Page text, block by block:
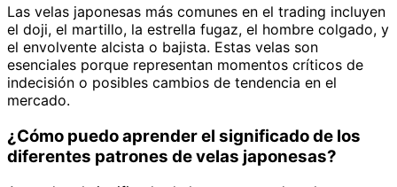
Las velas japonesas más comunes en el trading incluyen
el doji, el martillo, la estrella fugaz, el hombre colgado, y
el envolvente alcista o bajista. Estas velas son
esenciales porque representan momentos críticos de
indecisión o posibles cambios de tendencia en el
mercado.
¿Cómo puedo aprender el significado de los
diferentes patrones de velas japonesas?